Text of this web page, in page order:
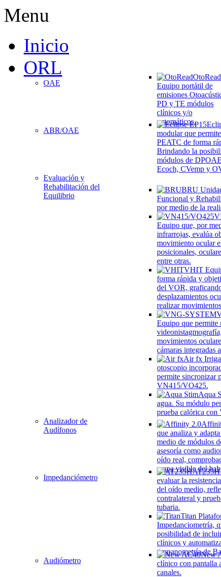
Menu
Inicio
ORL
OAE
OtoRead
Equipo portátil de
emisiones
PD y TE módulos
clínicos y/o
automáticos.
ABR/OAE
modular que
PEATC de forma
Brindando la
módulos de
Ecoch, CVemp y
Evaluación y
Rehabilitación del
Equilibrio
BRU
Funcional y
por medio de la
Equipo que, por
infrarrojas, evalúa
movimiento ocular
posicionales,
entre otras.
VHIT
forma rápida y
del VOR,
desplazamientos
realizar
Equipo que permite
movimientos
cámaras integradas
Air fx
otoscopio
permite sincronizar
VN415/VO425.
Aqua
agua. Su módulo
prueba calórica
Analizador de
Audífonos
que analiza y
medio de módulos
asesoría como
oído real,
mapa visible del
Impedanciómetro
AT235H
evaluar la
del oído medio,
contralateral y
tubaria.
Titan
Impedanciometría,
posibilidad de
clínicos y
timpanometría de
Audiómetro
New
clínico con pantalla
canales.